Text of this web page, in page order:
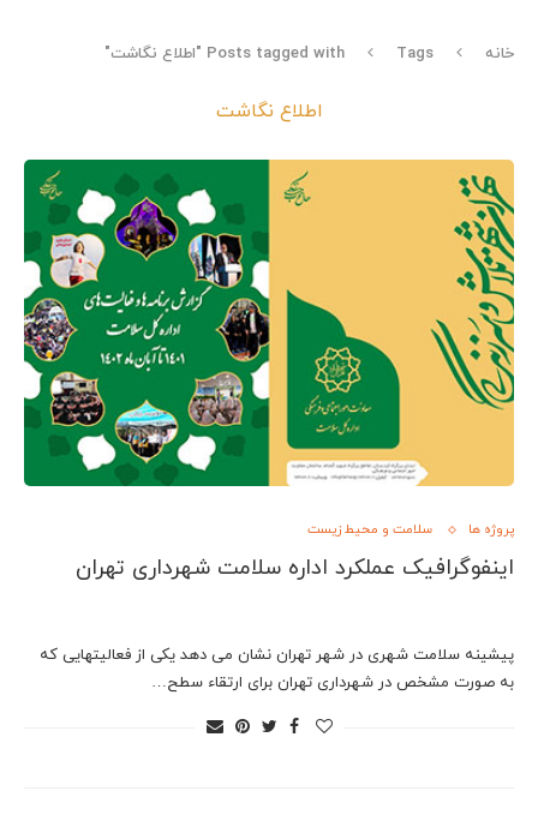
خانه Tags Posts tagged with "اطلاع نگاشت"
اطلاع نگاشت
پروژه ها سلامت و محیط زیست
اینفوگرافیک عملکرد اداره سلامت شهرداری تهران
پیشینه سلامت شهری در شهر تهران نشان می دهد یکی از فعالیتهایی که
به صورت مشخص در شهرداری تهران برای ارتقاء سطح…